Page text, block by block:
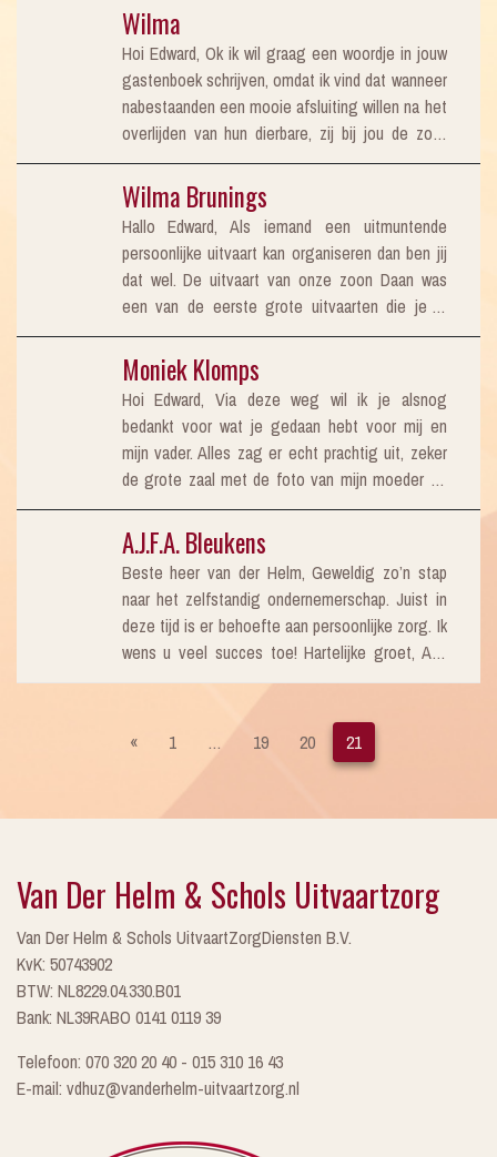
heel bijzonder kon zijn. Ook je behulpzaamheid
bij het verkennen van de branche heb ik er op
prijs gesteld. Ik wens je veel succes toe, groet,
Mary
Wilma
Hoi Edward, Ok ik wil graag een woordje in jouw
gastenboek schrijven, omdat ik vind dat wanneer
nabestaanden een mooie afsluiting willen na het
overlijden van hun dierbare, zij bij jou de zorg
kunnen verwachten die zij deze persoon
toewenste. Bob, Ales, Sam en ikzelf zijn ook
heel blij dat wij hou hebben leren kennen, de
omstandigheid was niet leuk, maar zoals jij de
uitvaart van Michel in 2007 hebt geleidt was
echt fantastisch, het luisteren, het meedenken
en vooral aan de kinderen denken en hun
grandioos! Edward, je doe het onwijs goed, ga
zo door! Een lieve groet, Wilma
Wilma Brunings
Hallo Edward, Als iemand een uitmuntende
persoonlijke uitvaart kan organiseren dan ben jij
dat wel. De uitvaart van onze zoon Daan was
een van de eerste grote uitvaarten die je in
2000 regelde, dat is iets groots geworden daar
zijn gewoonweg geen woorden voor, zonder dat
jij mijn zoon Daan gekend hebt wist jij van zijn
laatste “optreden” een onvergetelijke dag te
maken die wij en alle vrienden, familie en
bekenden van Daan nooit meer kunnen vergeten
en wij hebben jou daardoor voor altijd in ons hart
beloofde dat de zon zou schijnen die dag, het
was een sombere dag maar toen de uitvaart
begon, straalde de zon aan de hemel, zelfs
Moniek Klomps
Hoi Edward, Via deze weg wil ik je alsnog
bedankt voor wat je gedaan hebt voor mij en
mijn vader. Alles zag er echt prachtig uit, zeker
de grote zaal met de foto van mijn moeder en
hoe alles erbij stond mijn complimenten.
Sommige mensen vonden het er sereen en
vredig uit zien. Dus alsnog bedankt, en ik weet
zeker dat je meer mensen op deze manier kan
helpen om het verlies wat dragelijker te maken
juist omdat alles er erg mooi uitzag en je echt
met ons mee leefde en precies aan voelde wat
A.J.F.A. Bleukens
Beste heer van der Helm, Geweldig zo’n stap
naar het zelfstandig ondernemerschap. Juist in
deze tijd is er behoefte aan persoonlijke zorg. Ik
wens u veel succes toe! Hartelijke groet, Aad
Bleuken
« 1 … 19 20 21
Van Der Helm & Schols Uitvaartzorg
Van Der Helm & Schols UitvaartZorgDiensten B.V.
KvK: 50743902
BTW: NL8229.04.330.B01
Bank: NL39RABO 0141 0119 39
Telefoon: 070 320 20 40 - 015 310 16 43
E-mail: vdhuz@vanderhelm-uitvaartzorg.nl